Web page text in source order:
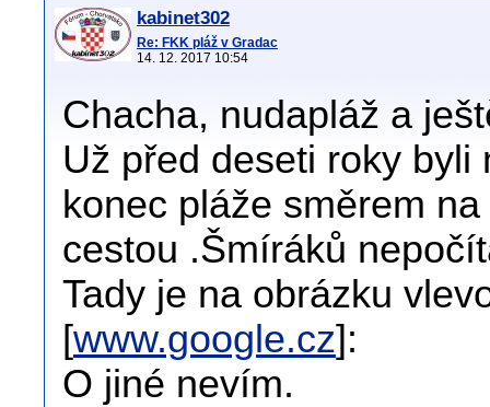
kabinet302
Re: FKK pláž v Gradac
14. 12. 2017 10:54
Chacha, nudapláž a
Už před deseti roky
konec pláže směrem
cestou .Šmíráků
Tady je na obrázku
[www.google.cz]:
O jiné nevím.